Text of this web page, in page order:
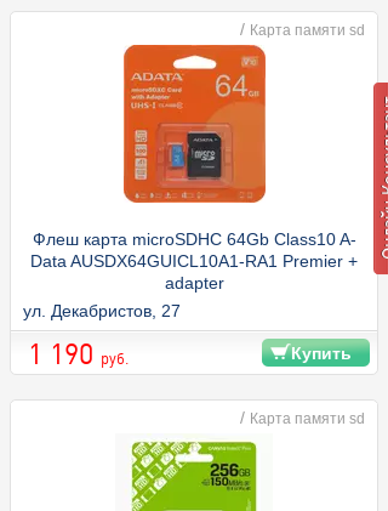
/ Карта памяти sd
Флеш карта microSDHC 64Gb Class10 A-
Data AUSDX64GUICL10A1-RA1 Premier +
adapter
ул. Декабристов, 27
1 190 руб. Купить
/ Карта памяти sd